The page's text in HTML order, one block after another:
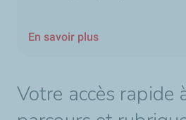
En savoir plus
Votre accès rapide